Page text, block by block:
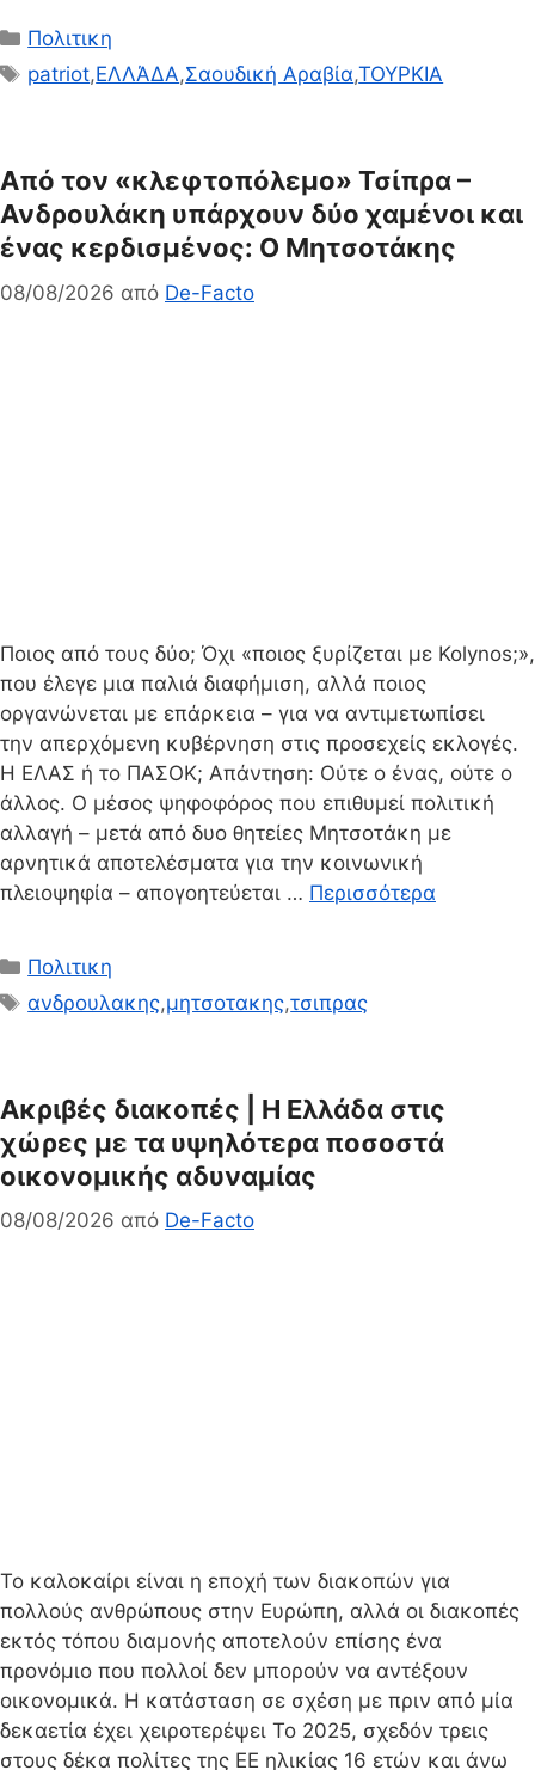
Κατηγορίες
Πολιτικη
Ετικέτες
patriot,ΕΛΛΆΔΑ,Σαουδική Αραβία,ΤΟΥΡΚΙΑ
Από τον «κλεφτοπόλεμο» Τσίπρα –
Ανδρουλάκη υπάρχουν δύο χαμένοι και
ένας κερδισμένος: Ο Μητσοτάκης
08/08/2026 από De-Facto
Ποιος από τους δύο; Όχι «ποιος ξυρίζεται με Kolynos;»,
που έλεγε μια παλιά διαφήμιση, αλλά ποιος
οργανώνεται με επάρκεια – για να αντιμετωπίσει
την απερχόμενη κυβέρνηση στις προσεχείς εκλογές.
Η ΕΛΑΣ ή το ΠΑΣΟΚ; Απάντηση: Ούτε ο ένας, ούτε ο
άλλος. Ο μέσος ψηφοφόρος που επιθυμεί πολιτική
αλλαγή – μετά από δυο θητείες Μητσοτάκη με
αρνητικά αποτελέσματα για την κοινωνική
πλειοψηφία – απογοητεύεται … Περισσότερα
Κατηγορίες
Πολιτικη
Ετικέτες
ανδρουλακης,μητσοτακης,τσιπρας
Ακριβές διακοπές | Η Ελλάδα στις
χώρες με τα υψηλότερα ποσοστά
οικονομικής αδυναμίας
08/08/2026 από De-Facto
Το καλοκαίρι είναι η εποχή των διακοπών για
πολλούς ανθρώπους στην Ευρώπη, αλλά οι διακοπές
εκτός τόπου διαμονής αποτελούν επίσης ένα
προνόμιο που πολλοί δεν μπορούν να αντέξουν
οικονομικά. Η κατάσταση σε σχέση με πριν από μία
δεκαετία έχει χειροτερέψει Το 2025, σχεδόν τρεις
στους δέκα πολίτες της ΕΕ ηλικίας 16 ετών και άνω